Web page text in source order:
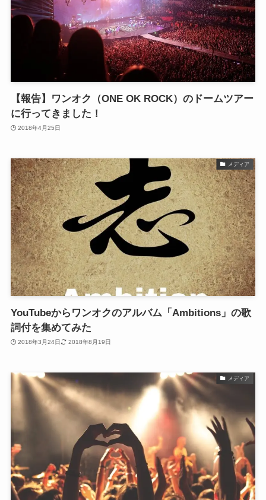
【報告】ワンオク（ONE OK ROCK）のドームツアー
に行ってきました！
2018年4月25日
メディア
YouTubeからワンオクのアルバム「Ambitions」の歌
詞付を集めてみた
2018年3月24日 2018年8月19日
メディア